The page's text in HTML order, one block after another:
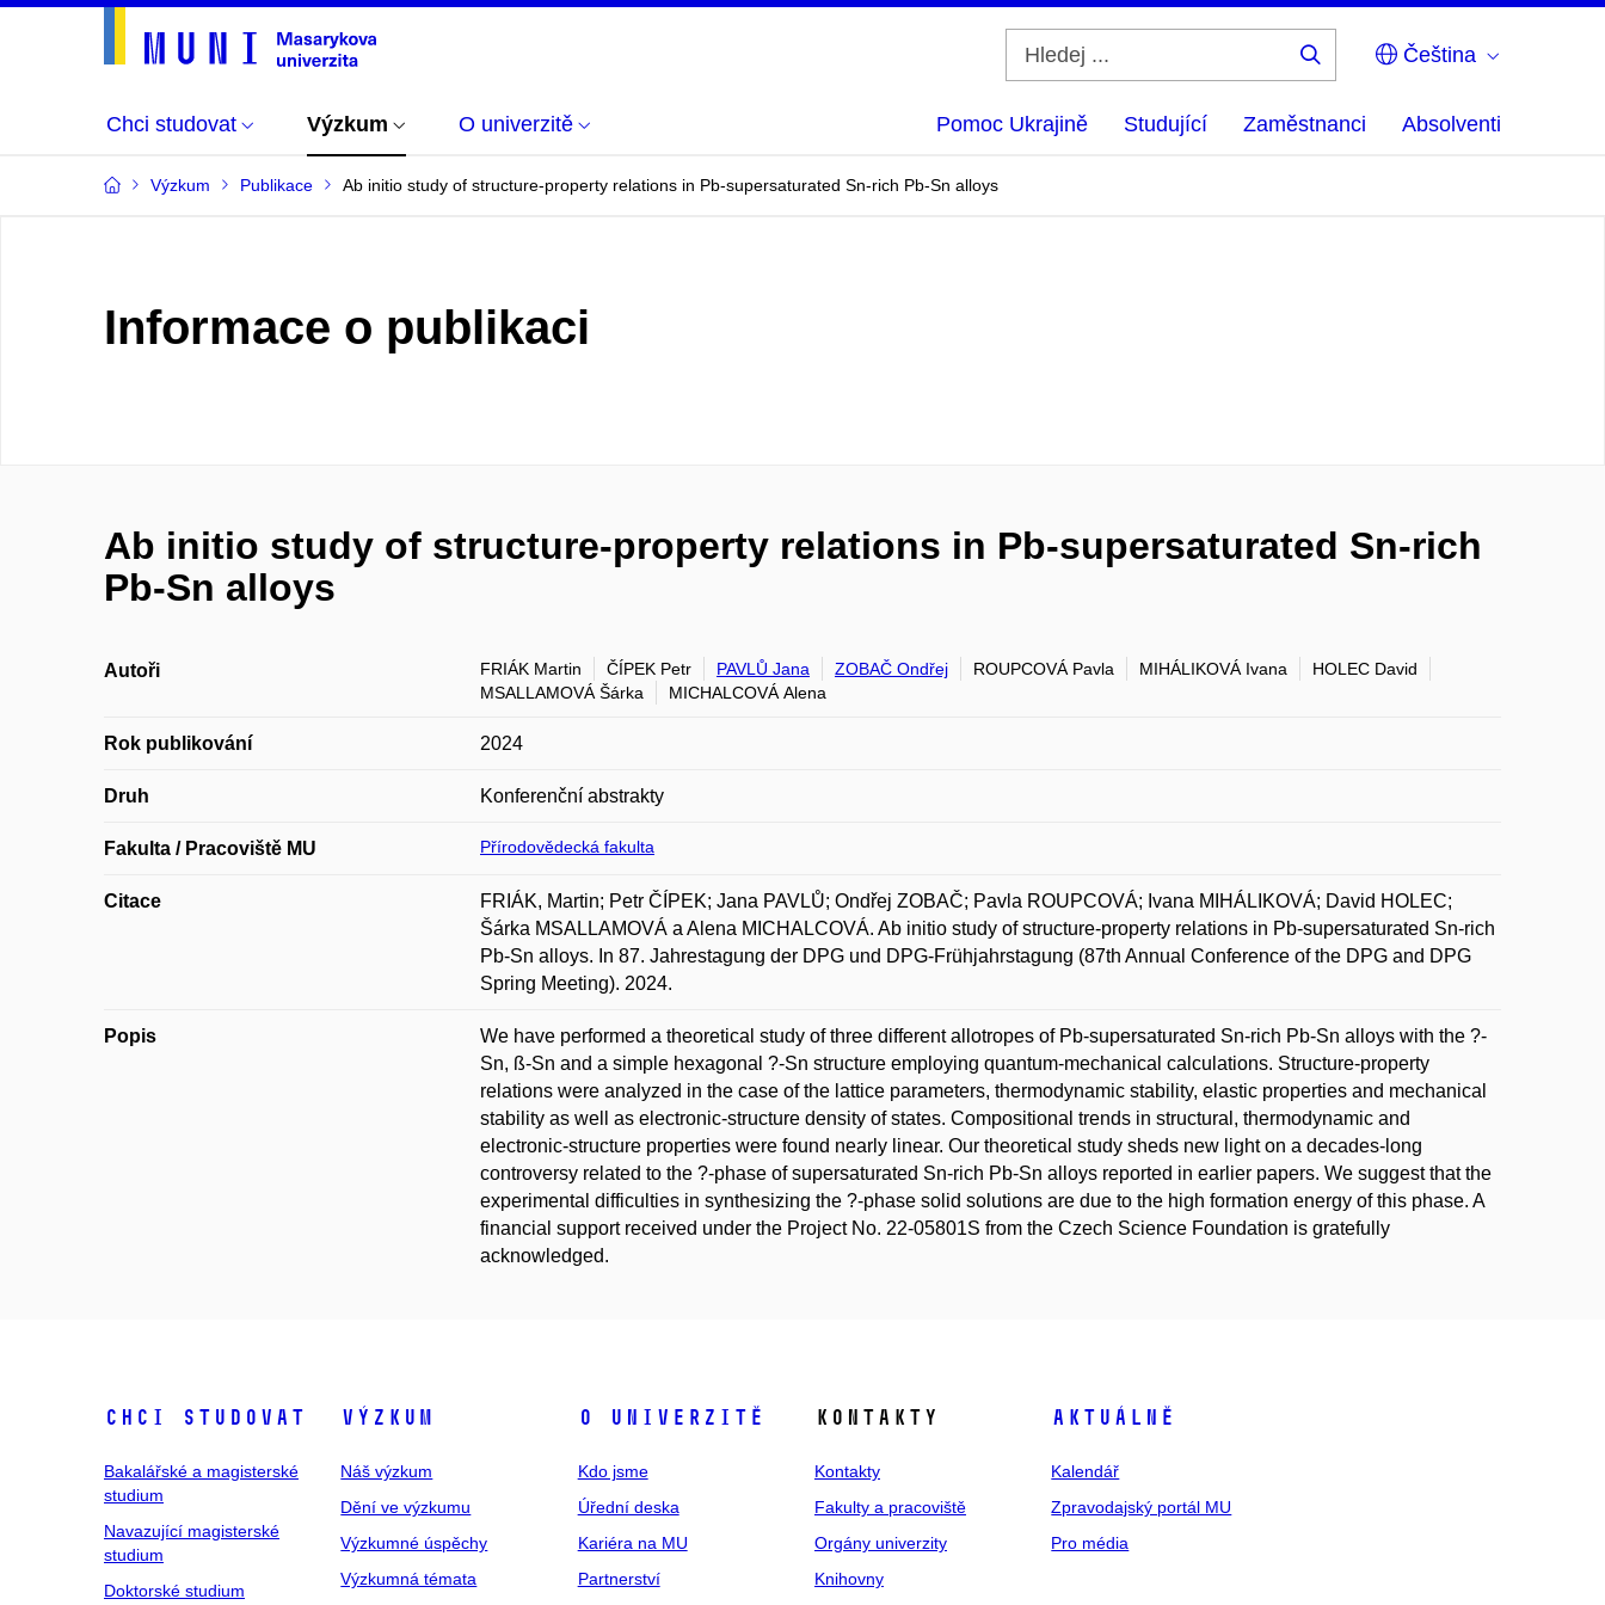
Čeština
Chci studovat Výzkum O univerzitě Pomoc Ukrajině Studující Zaměstnanci Absolventi
Výzkum Publikace Ab initio study of structure-property relations in Pb-supersaturated Sn-rich Pb-Sn alloys
Informace o publikaci
Ab initio study of structure-property relations in Pb-supersaturated Sn-rich
Pb-Sn alloys
Autoři FRIÁK Martin ČÍPEK Petr PAVLŮ Jana ZOBAČ Ondřej ROUPCOVÁ Pavla MIHÁLIKOVÁ Ivana
HOLEC David
MSALLAMOVÁ Šárka
MICHALCOVÁ Alena
Rok publikování 2024
Druh Konferenční abstrakty
Fakulta / Pracoviště MU Přírodovědecká fakulta
Citace
FRIÁK, Martin; Petr ČÍPEK; Jana PAVLŮ; Ondřej ZOBAČ; Pavla ROUPCOVÁ; Ivana MIHÁLIKOVÁ; David HOLEC;
Šárka MSALLAMOVÁ a Alena MICHALCOVÁ. Ab initio study of structure-property relations in Pb-supersaturated Sn-rich
Pb-Sn alloys. In 87. Jahrestagung der DPG und DPG-Frühjahrstagung (87th Annual Conference of the DPG and DPG
Spring Meeting). 2024.
Popis
We have performed a theoretical study of three different allotropes of Pb-supersaturated Sn-rich Pb-Sn alloys with the ?-
Sn, ß-Sn and a simple hexagonal ?-Sn structure employing quantum-mechanical calculations. Structure-property
relations were analyzed in the case of the lattice parameters, thermodynamic stability, elastic properties and mechanical
stability as well as electronic-structure density of states. Compositional trends in structural, thermodynamic and
electronic-structure properties were found nearly linear. Our theoretical study sheds new light on a decades-long
controversy related to the ?-phase of supersaturated Sn-rich Pb-Sn alloys reported in earlier papers. We suggest that the
experimental difficulties in synthesizing the ?-phase solid solutions are due to the high formation energy of this phase. A
financial support received under the Project No. 22-05801S from the Czech Science Foundation is gratefully
acknowledged.
Chci studovat
Bakalářské a magisterské
studium
Navazující magisterské
studium
Doktorské studium
Výzkum
Náš výzkum
Dění ve výzkumu
Výzkumné úspěchy
Výzkumná témata
O univerzitě
Kdo jsme
Úřední deska
Kariéra na MU
Partnerství
Kontakty
Kontakty
Fakulty a pracoviště
Orgány univerzity
Knihovny
Aktuálně
Kalendář
Zpravodajský portál MU
Pro média